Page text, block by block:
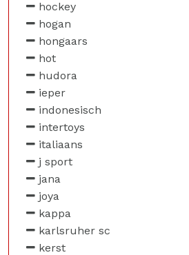
hockey
hogan
hongaars
hot
hudora
ieper
indonesisch
intertoys
italiaans
j sport
jana
joya
kappa
karlsruher sc
kerst